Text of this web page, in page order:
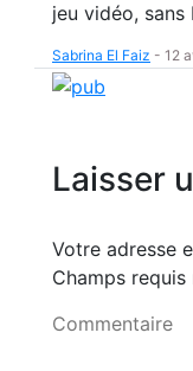
jeu vidéo, sans
Sabrina El Faiz - 12
Laisser
Votre adresse
Champs
Commentaire